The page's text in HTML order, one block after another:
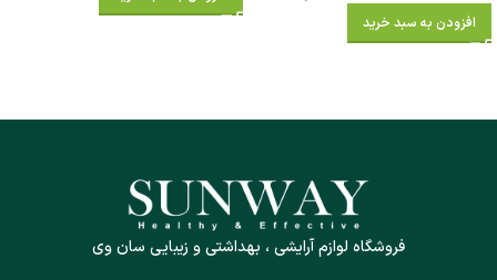
افزودن به سبد خرید
فروشگاه لوازم آرایشی ، بهداشتی و زیبایی سان وی